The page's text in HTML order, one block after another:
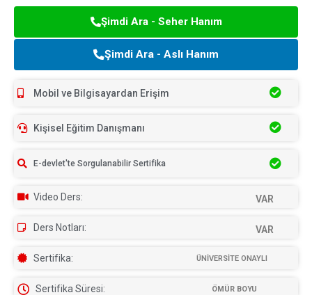
Şimdi Ara - Seher Hanım
Şimdi Ara - Aslı Hanım
Mobil ve Bilgisayardan Erişim
Kişisel Eğitim Danışmanı
E-devlet'te Sorgulanabilir Sertifika
Video Ders: VAR
Ders Notları: VAR
Sertifika: ÜNİVERSİTE ONAYLI
Sertifika Süresi: ÖMÜR BOYU